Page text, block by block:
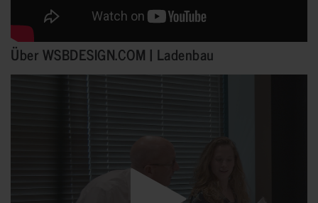
Über WSBDESIGN.COM | Ladenbau